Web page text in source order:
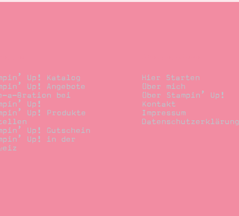
Up! Katalog
Up! Angebote
a-Bration bei
Up!
Up! Produkte
Up! Gutschein
Up! in der
Hier Starten
Über mich
Über Stampin’ Up!
Kontakt
Impressum
Datenschutzerklärung